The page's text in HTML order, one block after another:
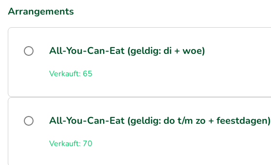
Arrangements
All-You-Can-Eat (geldig: di + woe)
Verkauft: 65
All-You-Can-Eat (geldig: do t/m zo + feestdagen)
Verkauft: 70